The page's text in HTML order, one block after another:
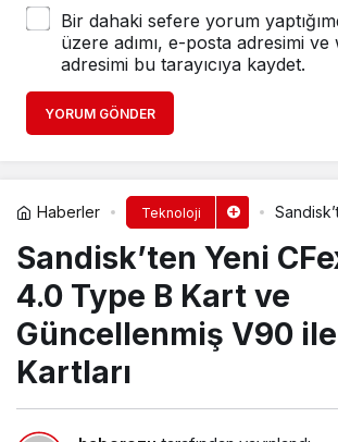
Bir dahaki sefere yorum
üzere adımı, e-posta adresimi ve
adresimi bu tarayıcıya kaydet.
YORUM GÖNDER
Haberler Teknoloji
Sandisk’ten Yeni
4.0 Type B Kart ve
Güncellenmiş V90
Kartları